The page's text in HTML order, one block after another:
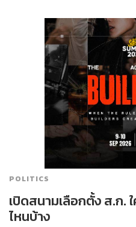
POLITICS
เปิดสนามเลือกตั้ง ส.ก.
ไหนบ้าง